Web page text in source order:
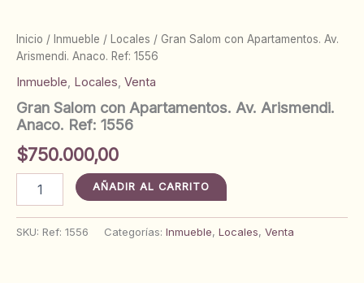
Inicio / Inmueble / Locales / Gran Salom con Apartamentos. Av.
Arismendi. Anaco. Ref: 1556
Inmueble, Locales, Venta
Gran Salom con Apartamentos. Av. Arismendi.
Anaco. Ref: 1556
$750.000,00
Salom
Apartamentos.
AÑADIR AL CARRITO
SKU: Ref: 1556 Categorías: Inmueble, Locales, Venta